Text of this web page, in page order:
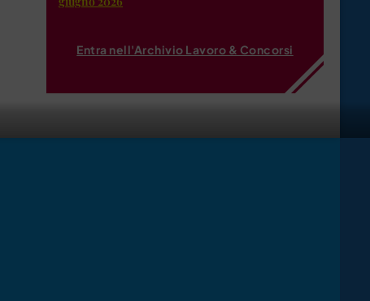
Entra nell'Archivio Lavoro & Concorsi